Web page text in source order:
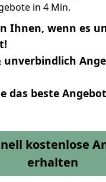
in 4 Min.
Ihnen, wenn es
unverbindlich
das beste
kostenlose
erhalten